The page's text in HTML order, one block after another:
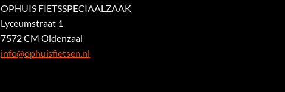
OPHUIS FIETSSPECIAALZAAK
Lyceumstraat 1
7572 CM Oldenzaal
info@ophuisfietsen.nl